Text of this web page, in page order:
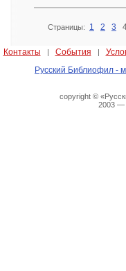
Страницы: 1 2 3
Контакты | События |
Русский Библиофил -
copyright ©
2003 —